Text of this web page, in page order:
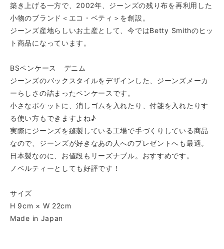
築き上げる一方で、2002年、ジーンズの残り布を再利用した
小物のブランド＜エコ・ベティ＞を創設。
ジーンズ産地らしいお土産として、今ではBetty Smithのヒッ
ト商品になっています。
BSペンケース デニム
ジーンズのバックスタイルをデザインした、ジーンズメーカ
ーらしさの詰まったペンケースです。
小さなポケットに、消しゴムを入れたり、付箋を入れたりす
る使い方もできますよね♪
実際にジーンズを縫製している工場で手づくりしている商品
なので、ジーンズが好きなあの人へのプレゼントへも最適。
日本製なのに、お値段もリーズナブル。おすすめです。
ノベルティーとしても好評です！
サイズ
H 9cm × W 22cm
Made in Japan